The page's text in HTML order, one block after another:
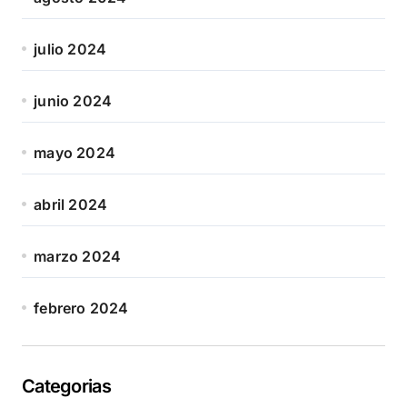
julio 2024
junio 2024
mayo 2024
abril 2024
marzo 2024
febrero 2024
Categorias